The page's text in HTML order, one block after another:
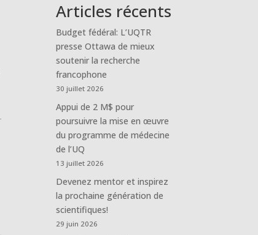
Articles récents
Budget fédéral: L’UQTR
presse Ottawa de mieux
soutenir la recherche
francophone
30 juillet 2026
Appui de 2 M$ pour
poursuivre la mise en œuvre
du programme de médecine
de l’UQ
13 juillet 2026
Devenez mentor et inspirez
la prochaine génération de
scientifiques!
29 juin 2026